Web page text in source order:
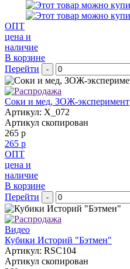
ОПТ
цена и
наличие
В корзине
Перейти
-
Соки и мед, ЗОЖ-эксперимент
Артикул: X_072
Артикул скопирован
265 р
265 р
ОПТ
цена и
наличие
В корзине
Перейти
-
Видео
Кубики Историй "Бэтмен"
Артикул: RSC104
Артикул скопирован